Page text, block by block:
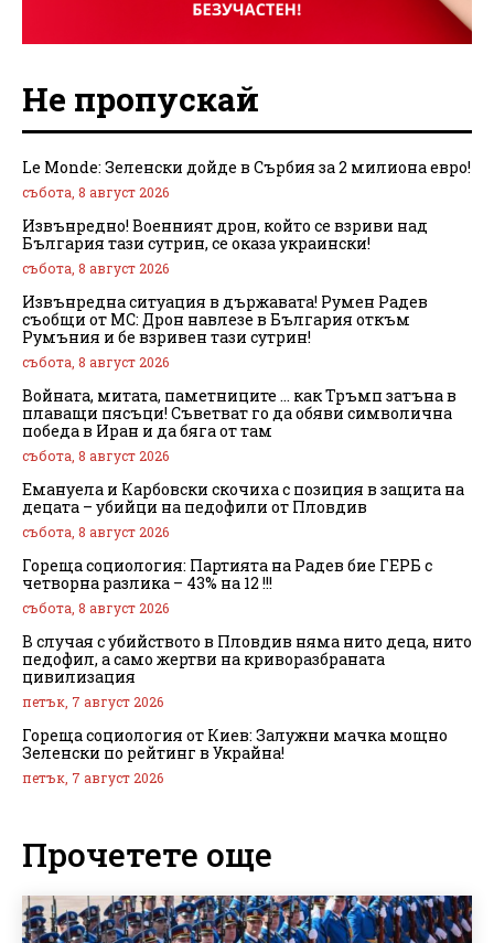
Не пропускай
Le Monde: Зеленски дойде в Сърбия за 2 милиона евро!
събота, 8 август 2026
Извънредно! Военният дрон, който се взриви над
България тази сутрин, се оказа украински!
събота, 8 август 2026
Извънредна ситуация в държавата! Румен Радев
съобщи от МС: Дрон навлезе в България откъм
Румъния и бе взривен тази сутрин!
събота, 8 август 2026
Войната, митата, паметниците … как Тръмп затъна в
плаващи пясъци! Съветват го да обяви символична
победа в Иран и да бяга от там
събота, 8 август 2026
Емануела и Карбовски скочиха с позиция в защита на
децата – убийци на педофили от Пловдив
събота, 8 август 2026
Гореща социология: Партията на Радев бие ГЕРБ с
четворна разлика – 43% на 12 !!!
събота, 8 август 2026
В случая с убийството в Пловдив няма нито деца, нито
педофил, а само жертви на криворазбраната
цивилизация
петък, 7 август 2026
Гореща социология от Киев: Залужни мачка мощно
Зеленски по рейтинг в Украйна!
петък, 7 август 2026
Прочетете още